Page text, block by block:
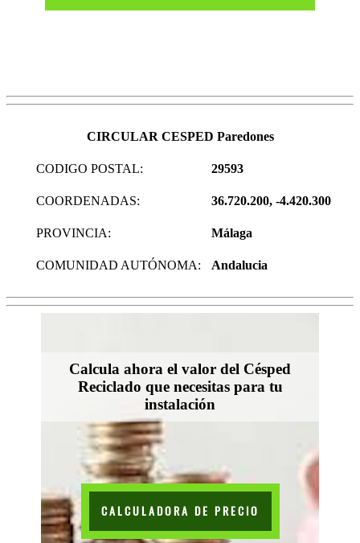
CIRCULAR CESPED Paredones
CODIGO POSTAL: 29593
COORDENADAS: 36.720.200, -4.420.300
PROVINCIA: Málaga
COMUNIDAD AUTÓNOMA: Andalucia
Calcula ahora el valor del Césped
Reciclado que necesitas para tu
instalación
CALCULADORA DE PRECIO